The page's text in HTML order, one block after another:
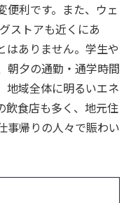
便利です。また、ウェ
ストアも近くにあ
はありません。学生や
朝夕の通勤・通学時間
地域全体に明るいエネ
飲食店も多く、地元住
事帰りの人々で賑わい